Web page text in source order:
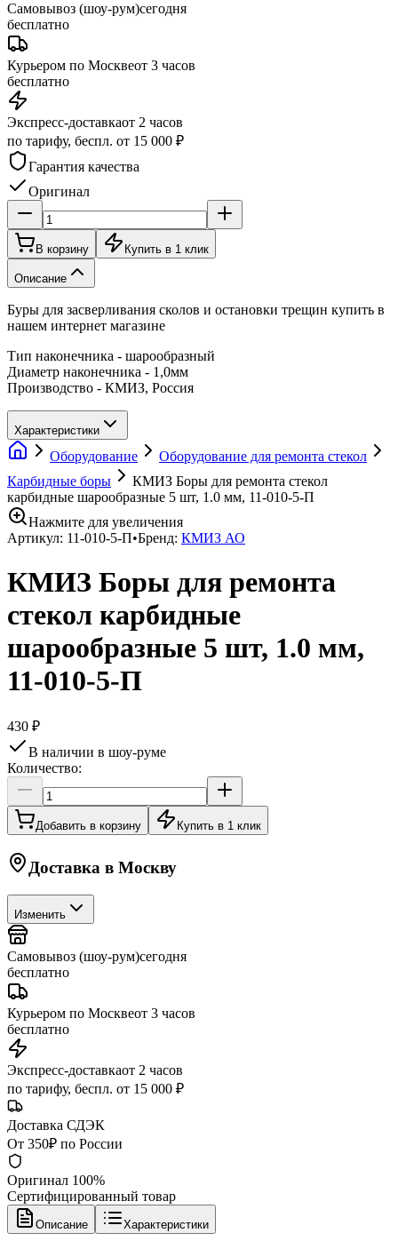
Самовывоз (шоу-рум)сегодня
бесплатно
Курьером по Москвеот 3 часов
бесплатно
Экспресс-доставкаот 2 часов
по тарифу, беспл. от 15 000 ₽
Гарантия качества
Оригинал
В корзину Купить в 1 клик
Описание
Буры для засверливания сколов и остановки трещин купить в
нашем интернет магазине
Тип наконечника - шарообразный
Диаметр наконечника - 1,0мм
Производство - КМИЗ, Россия
Характеристики
Оборудование
Оборудование для ремонта стекол
Карбидные боры
КМИЗ Боры для ремонта стекол
карбидные шарообразные 5 шт, 1.0 мм, 11-010-5-П
Нажмите для увеличения
Артикул: 11-010-5-П•Бренд: КМИЗ АО
КМИЗ Боры для ремонта
стекол карбидные
шарообразные 5 шт, 1.0 мм,
11-010-5-П
430 ₽
В наличии в шоу-руме
Количество:
Добавить в корзину Купить в 1 клик
Доставка в Москву
Изменить
Самовывоз (шоу-рум)сегодня
бесплатно
Курьером по Москвеот 3 часов
бесплатно
Экспресс-доставкаот 2 часов
по тарифу, беспл. от 15 000 ₽
Доставка СДЭК
От 350₽ по России
Оригинал 100%
Сертифицированный товар
Описание Характеристики